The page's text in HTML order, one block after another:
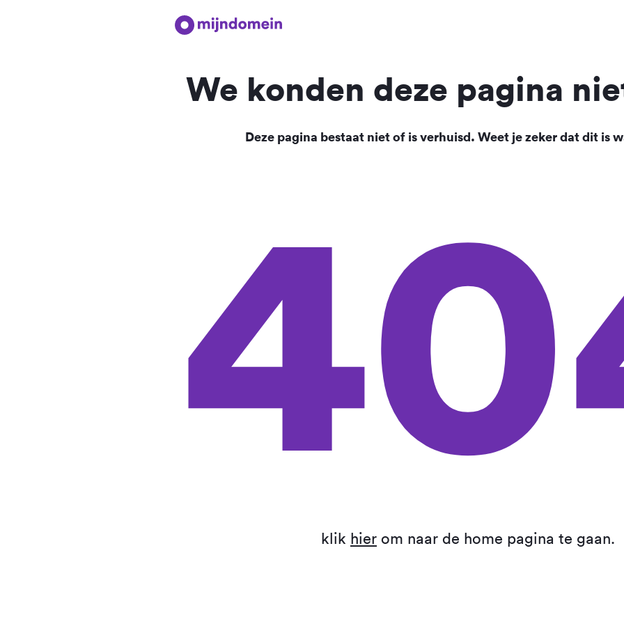
We konden deze pagina
Deze pagina bestaat niet of is verhuisd. Weet je zeker dat dit is
klik hier om naar de home pagina te gaan.